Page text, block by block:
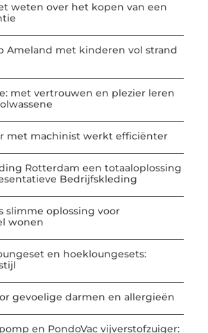
weten over het kopen van een
Ameland met kinderen vol strand
met vertrouwen en plezier leren
met machinist werkt efficiënter
Rotterdam een totaaloplossing
Bedrijfskleding
slimme oplossing voor
wonen
en hoekloungesets:
gevoelige darmen en allergieën
en PondoVac vijverstofzuiger: